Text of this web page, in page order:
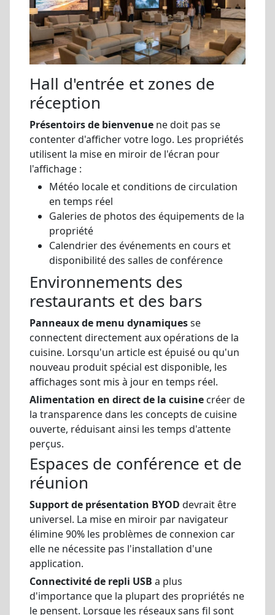
Hall d'entrée et zones de
réception
Présentoirs de bienvenue ne doit pas se
contenter d'afficher votre logo. Les propriétés
utilisent la mise en miroir de l'écran pour
l'affichage :
Météo locale et conditions de circulation
en temps réel
Galeries de photos des équipements de la
propriété
Calendrier des événements en cours et
disponibilité des salles de conférence
Environnements des
restaurants et des bars
Panneaux de menu dynamiquesse
connectent directement aux opérations de la
cuisine. Lorsqu'un article est épuisé ou qu'un
nouveau produit spécial est disponible, les
affichages sont mis à jour en temps réel.
Alimentation en direct de la cuisine créer de
la transparence dans les concepts de cuisine
ouverte, réduisant ainsi les temps d'attente
perçus.
Espaces de conférence et de
réunion
Support de présentation BYOD devrait être
universel. La mise en miroir par navigateur
élimine 90% les problèmes de connexion car
elle ne nécessite pas l'installation d'une
application.
Connectivité de repli USB a plus
d'importance que la plupart des propriétés ne
le pensent. Lorsque les réseaux sans fil sont